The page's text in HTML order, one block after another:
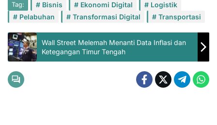
Tag: Bisnis Ekonomi Digital
Logistik
Pelabuhan
Transformasi Digital Transportasi
Wall Street Melemah Menanti Data Inflasi dan
Ketegangan Timur Tengah